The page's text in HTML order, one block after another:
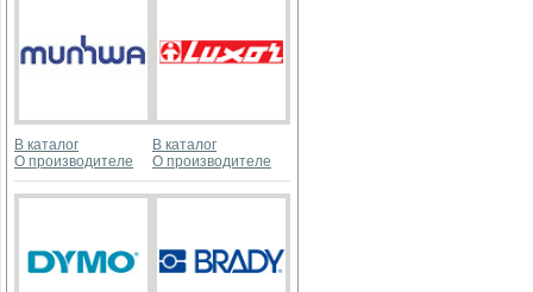
В каталог
О производителе
В каталог
О производителе